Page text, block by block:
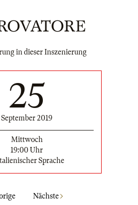
in dieser Inszenierung
25
September 2019
Mittwoch
19:00 Uhr
Sprache
Nächste